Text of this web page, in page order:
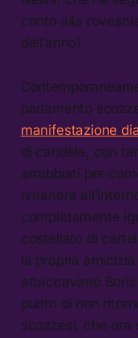
conto alla
dell’anno)
parlamento
manifestazione
di candela, con
arrabbiati per
rimanere
completamente
costellato di
la propria
attaccavano
punto di non
scozzesi, che ora